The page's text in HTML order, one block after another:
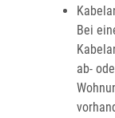
Bei
ab-